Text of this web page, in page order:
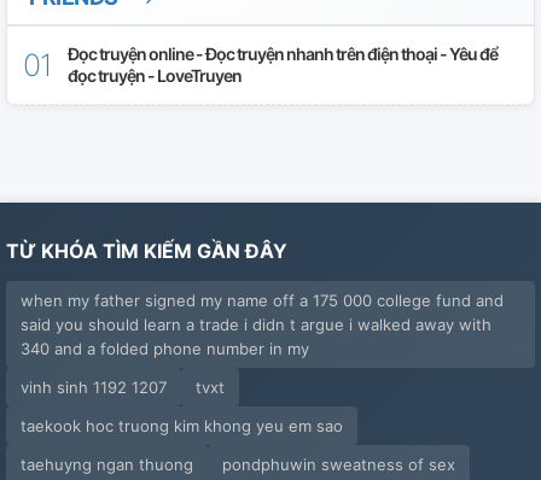
Đọc truyện online - Đọc truyện nhanh trên điện thoại - Yêu để
đọc truyện - LoveTruyen
TỪ KHÓA TÌM KIẾM GẦN ĐÂY
when my father signed my name off a 175 000 college fund and
said you should learn a trade i didn t argue i walked away with
340 and a folded phone number in my
vinh sinh 1192 1207
tvxt
taekook hoc truong kim khong yeu em sao
taehuyng ngan thuong
pondphuwin sweatness of sex